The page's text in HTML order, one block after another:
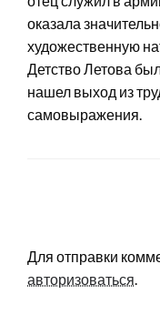
оказала
художественную
Детство Летова
нашел выход из
самовыражения.
Для отправки
авторизоваться.